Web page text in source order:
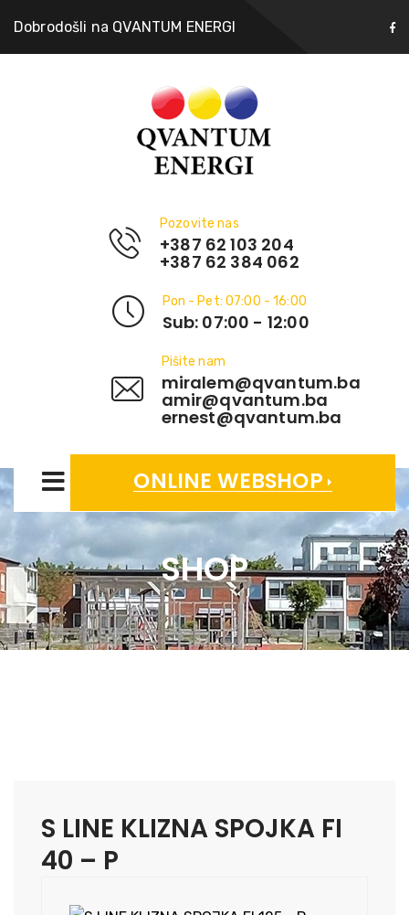
Dobrodošli na QVANTUM ENERGI
Pozovite nas
+387 62 103 204
+387 62 384 062
Pon - Pet: 07:00 - 16:00
Sub: 07:00 - 12:00
Pišite nam
miralem@qvantum.ba
amir@qvantum.ba
ernest@qvantum.ba
ONLINE WEBSHOP
SHOP
S LINE KLIZNA SPOJKA FI
40 – P